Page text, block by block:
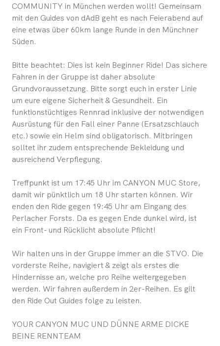
COMMUNITY in München werden wollt! Gemeinsam
mit den Guides von dAdB geht es nach Feierabend auf
eine etwas über 60km lange Runde in den Münchner
Süden.
Bitte beachtet: Dies ist kein Beginner Ride! Das sichere
Fahren in der Gruppe ist daher absolute
Grundvoraussetzung. Bitte sorgt euch in erster Linie
um eure eigene Sicherheit & Gesundheit. Ein
funktionstüchtiges Rennrad inklusive der notwendigen
Ausrüstung für den Fall einer Panne (Ersatzschlauch
etc.) sowie ein Helm sind obligatorisch. Mitbringen
solltet ihr zudem entsprechende Bekleidung und
ausreichend Verpflegung.
Treffpunkt ist um 17:45 Uhr im CANYON MUC Store,
damit wir pünktlich um 18 Uhr starten können. Wir
enden den Ride gegen 19:45 Uhr am Eingang des
Perlacher Forsts. Da es gegen Ende dunkel wird, ist
ein Front- und Rücklicht absolute Pflicht!
Wir halten uns in der Gruppe immer an die STVO. Die
vorderste Reihe, navigiert & zeigt als erstes die
Hindernisse an, welche pro Reihe weitergegeben
werden. Wir fahren außerdem in 2er-Reihen. Es gilt
den Ride Out Guides folge zu leisten.
YOUR CANYON MUC UND DÜNNE ARME DICKE
BEINE RENNTEAM